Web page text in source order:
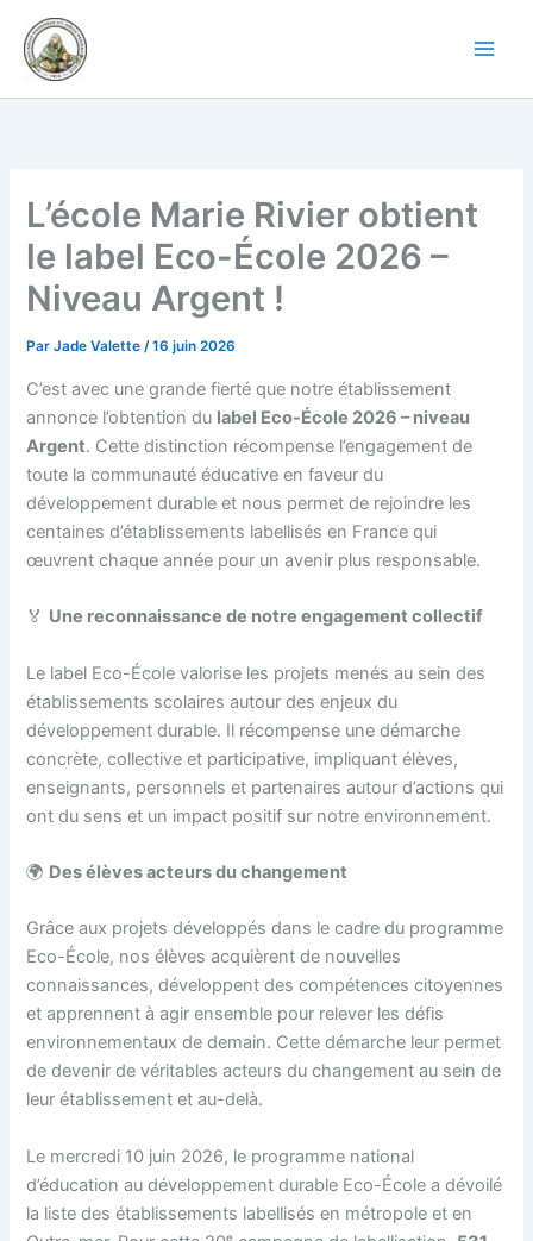
contenu
L’école Marie Rivier obtient
le label Eco-École 2026 –
Niveau Argent !
ParJade Valette/16 juin 2026
C’est avec une grande fierté que notre établissement
annonce l’obtention du label Eco-École 2026 – niveau
Argent. Cette distinction récompense l’engagement de
toute la communauté éducative en faveur du
développement durable et nous permet de rejoindre les
centaines d’établissements labellisés en France qui
œuvrent chaque année pour un avenir plus responsable.
🏅 Une reconnaissance de notre engagement collectif
Le label Eco-École valorise les projets menés au sein des
établissements scolaires autour des enjeux du
développement durable. Il récompense une démarche
concrète, collective et participative, impliquant élèves,
enseignants, personnels et partenaires autour d’actions qui
ont du sens et un impact positif sur notre environnement.
🌍 Des élèves acteurs du changement
Grâce aux projets développés dans le cadre du programme
Eco-École, nos élèves acquièrent de nouvelles
connaissances, développent des compétences citoyennes
et apprennent à agir ensemble pour relever les défis
environnementaux de demain. Cette démarche leur permet
de devenir de véritables acteurs du changement au sein de
leur établissement et au-delà.
Le mercredi 10 juin 2026, le programme national
d’éducation au développement durable Eco-École a dévoilé
la liste des établissements labellisés en métropole et en